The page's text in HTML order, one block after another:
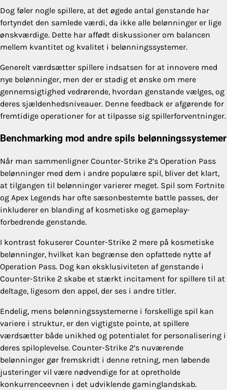
Dog føler nogle spillere, at det øgede antal genstande har
fortyndet den samlede værdi, da ikke alle belønninger er lige
ønskværdige. Dette har affødt diskussioner om balancen
mellem kvantitet og kvalitet i belønningssystemer.
Generelt værdsætter spillere indsatsen for at innovere med
nye belønninger, men der er stadig et ønske om mere
gennemsigtighed vedrørende, hvordan genstande vælges, og
deres sjældenhedsniveauer. Denne feedback er afgørende for
fremtidige operationer for at tilpasse sig spillerforventninger.
Benchmarking mod andre spils belønningssystemer
Når man sammenligner Counter-Strike 2’s Operation Pass
belønninger med dem i andre populære spil, bliver det klart,
at tilgangen til belønninger varierer meget. Spil som Fortnite
og Apex Legends har ofte sæsonbestemte battle passes, der
inkluderer en blanding af kosmetiske og gameplay-
forbedrende genstande.
I kontrast fokuserer Counter-Strike 2 mere på kosmetiske
belønninger, hvilket kan begrænse den opfattede nytte af
Operation Pass. Dog kan eksklusiviteten af genstande i
Counter-Strike 2 skabe et stærkt incitament for spillere til at
deltage, ligesom den appel, der ses i andre titler.
Endelig, mens belønningssystemerne i forskellige spil kan
variere i struktur, er den vigtigste pointe, at spillere
værdsætter både unikhed og potentialet for personalisering i
deres spiloplevelse. Counter-Strike 2’s nuværende
belønninger gør fremskridt i denne retning, men løbende
justeringer vil være nødvendige for at opretholde
konkurrenceevnen i det udviklende gaminglandskab.